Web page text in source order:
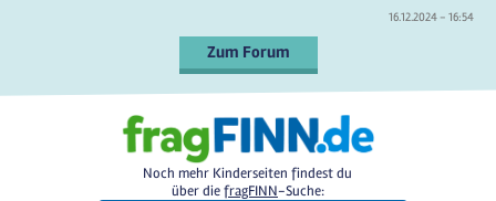
16.12.2024 - 16:54
Zum Forum
Noch mehr Kinderseiten findest du
über diefragFINN-Suche: